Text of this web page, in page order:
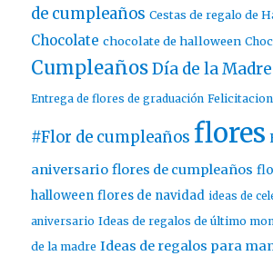
de cumpleaños Cestas de regalo de
Chocolate chocolate de halloween
Cumpleaños Día de la Madre
Entrega de flores de graduación
#Flor de cumpleaños flores
aniversario flores de cumpleaños
halloween flores de navidad ideas de
aniversario Ideas de regalos de último
de la madre Ideas de regalos para